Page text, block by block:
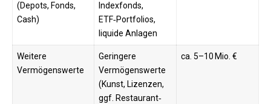
(Depots, Fonds,
Cash)
Indexfonds,
ETF‑Portfolios,
liquide Anlagen
Weitere
Vermögenswerte
Geringere
Vermögenswerte
(Kunst, Lizenzen,
ggf. Restaurant‑
ca. 5–10 Mio. €